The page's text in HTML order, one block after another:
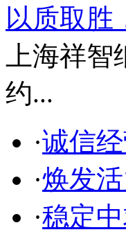
以质取胜
上海祥
约...
·诚信
·焕发
·稳定